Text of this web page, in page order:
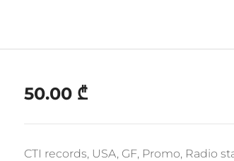
50.00 ₾
CTI records, USA, GF, Promo, Radio